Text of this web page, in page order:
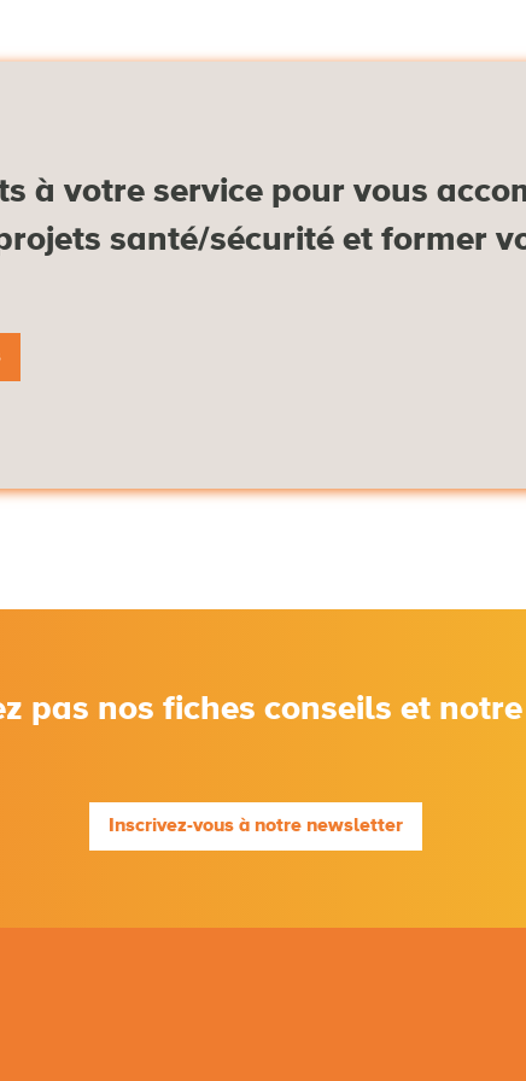
à votre service pour vous
santé/sécurité et former
pas nos fiches conseils et
Inscrivez-vous à notre newsletter